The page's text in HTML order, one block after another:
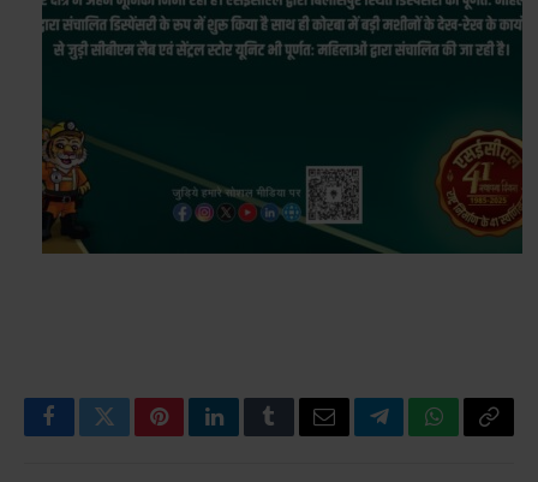
FacebookTwitterPinterestLinkedInTumblrEmailTelegramWhatsApp
Copy